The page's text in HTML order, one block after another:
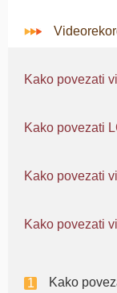
Kako povezati
Kako povezati
Kako povezati
Kako povezati
Kako